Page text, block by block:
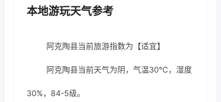
本地游玩天气参考
阿克陶县当前旅游指数为【适宜】
阿克陶县当前天气为阴，气温30℃，湿度
30%，84-5级。